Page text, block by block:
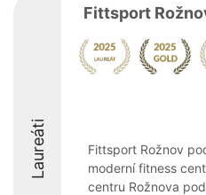
Laureáti
Fittsport
Fittsport Rožnov
moderní fitness
centru Rožnova